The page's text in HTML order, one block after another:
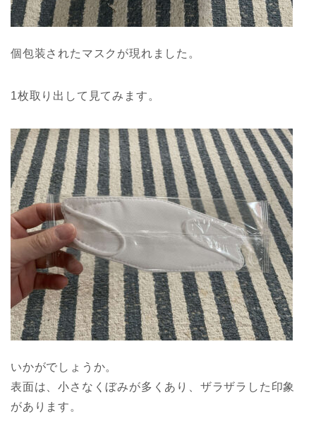
個包装されたマスクが現れました。
1枚取り出して見てみます。
いかがでしょうか。
表面は、小さなくぼみが多くあり、ザラザラした印象
があります。